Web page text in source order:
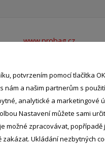
potvrzením pomocí tlačítka OK
nám a našim partnerům s
analytické a marketingové
Nastavení můžete sami
možné zpracovávat, popřípadě
zakázat. Ukládání nezbytných
www.probag.cz
pneu@seznam.cz
46351434